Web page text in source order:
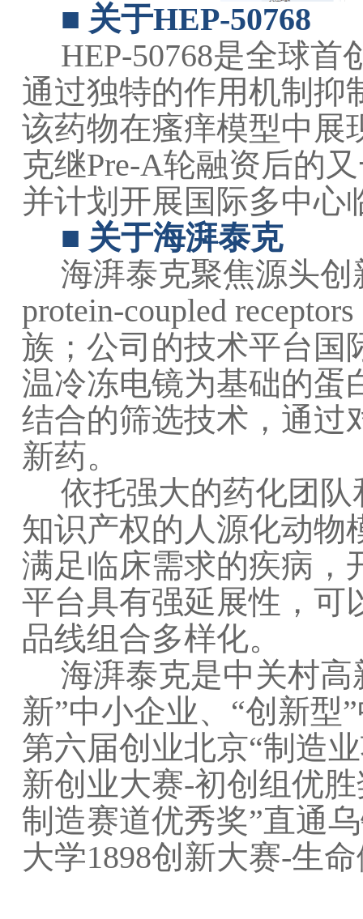
■ 关于HEP-50768
HEP-50768是全球
通过独特的作用机制抑
该药物在瘙痒模型中展
克继Pre-A轮融资后的
并计划开展国际多中心
■ 关于海湃泰克
海湃泰克聚焦源头
protein-coupled
族；公司的技术平台国
温冷冻电镜为基础的蛋
结合的筛选技术，通过
新药。
依托强大的药化团
知识产权的人源化动物
满足临床需求的疾病，
平台具有强延展性，可
品线组合多样化。
海湃泰克是中关村
新”中小企业、“创新型
第六届创业北京“制造
新创业大赛-初创组优
制造赛道优秀奖”直通
大学1898创新大赛-生